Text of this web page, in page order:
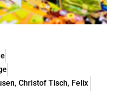
Christof Tisch, Felix